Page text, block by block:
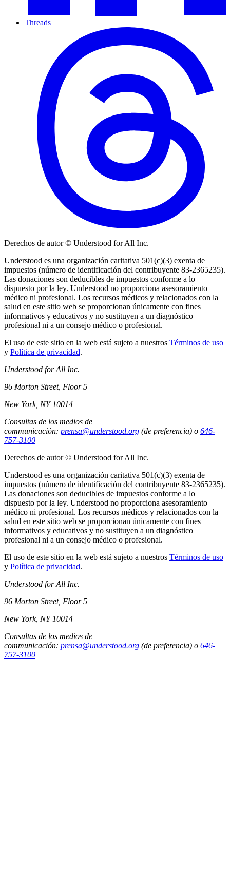
Threads
Derechos de autor © Understood for All Inc.
Understood es una organización caritativa 501(c)(3) exenta de
impuestos (número de identificación del contribuyente 83-2365235).
Las donaciones son deducibles de impuestos conforme a lo
dispuesto por la ley. Understood no proporciona asesoramiento
médico ni profesional. Los recursos médicos y relacionados con la
salud en este sitio web se proporcionan únicamente con fines
informativos y educativos y no sustituyen a un diagnóstico
profesional ni a un consejo médico o profesional.
El uso de este sitio en la web está sujeto a nuestros Términos de uso
y Política de privacidad.
Understood for All Inc.
96 Morton Street, Floor 5
New York, NY 10014
Consultas de los medios de
communicación: prensa@understood.org (de preferencia) o 646-
757-3100
Derechos de autor © Understood for All Inc.
Understood es una organización caritativa 501(c)(3) exenta de
impuestos (número de identificación del contribuyente 83-2365235).
Las donaciones son deducibles de impuestos conforme a lo
dispuesto por la ley. Understood no proporciona asesoramiento
médico ni profesional. Los recursos médicos y relacionados con la
salud en este sitio web se proporcionan únicamente con fines
informativos y educativos y no sustituyen a un diagnóstico
profesional ni a un consejo médico o profesional.
El uso de este sitio en la web está sujeto a nuestros Términos de uso
y Política de privacidad.
Understood for All Inc.
96 Morton Street, Floor 5
New York, NY 10014
Consultas de los medios de
communicación: prensa@understood.org (de preferencia) o 646-
757-3100